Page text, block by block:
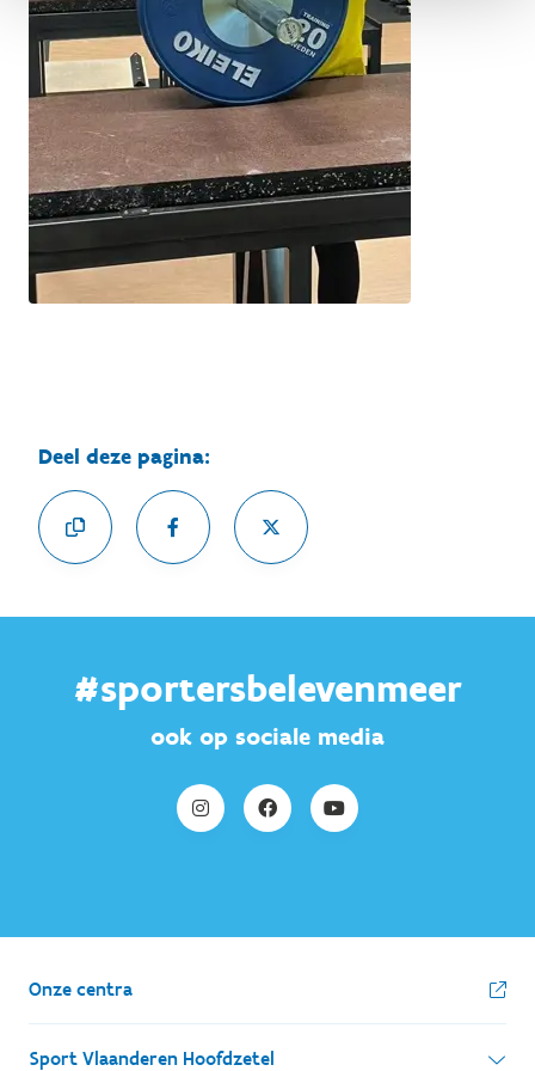
Deel deze pagina:
#sportersbelevenmeer
ook op sociale media
Onze centra
Sport Vlaanderen Hoofdzetel